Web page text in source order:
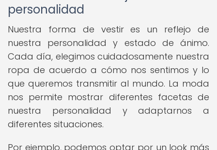
personalidad
Nuestra forma de vestir es un reflejo de
nuestra personalidad y estado de ánimo.
Cada día, elegimos cuidadosamente nuestra
ropa de acuerdo a cómo nos sentimos y lo
que queremos transmitir al mundo. La moda
nos permite mostrar diferentes facetas de
nuestra personalidad y adaptarnos a
diferentes situaciones.
Por ejemplo, podemos optar por un look más